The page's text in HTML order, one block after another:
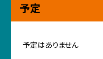
予定
予定はありません